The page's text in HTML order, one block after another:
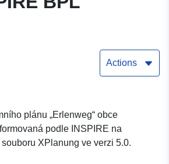
Actions
plánu „Erlenweg“ obce
podle INSPIRE na
XPlanung ve verzi 5.0.